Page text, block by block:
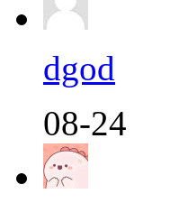
dgod
08-24